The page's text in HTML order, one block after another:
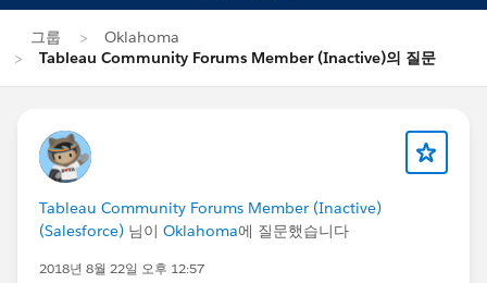
그룹
Oklahoma
Tableau Community Forums Member (Inactive)의 질문
Tableau Community Forums Member (Inactive)
(Salesforce) 님이 Oklahoma에 질문했습니다
2018년 8월 22일 오후 12:57